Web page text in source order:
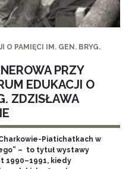
O PAMIĘCI IM. GEN. BRYG.
PRZY
EDUKACJI O
ZDZISŁAWA
Piatichatkach w
– to tytuł wystawy
1990–1991, kiedy